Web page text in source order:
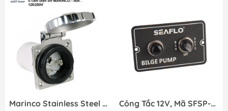
Marinco Stainless Steel Shore Power Inlet 50A 125/250
Công Tắc 12V, Mã SFSP-015-01